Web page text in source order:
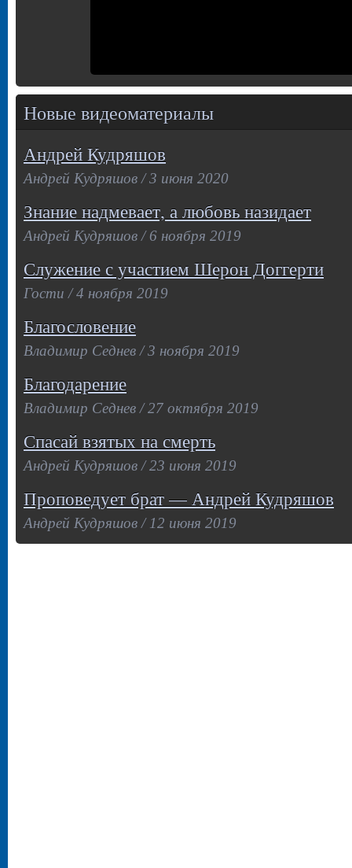
Новые видеоматериалы
Андрей Кудряшов
Андрей Кудряшов / 3 июня 2020
Знание надмевает, а любовь назидает
Андрей Кудряшов / 6 ноября 2019
Служение с участием Шерон Доггерти
Гости / 4 ноября 2019
Благословение
Владимир Седнев / 3 ноября 2019
Благодарение
Владимир Седнев / 27 октября 2019
Спасай взятых на смерть
Андрей Кудряшов / 23 июня 2019
Проповедует брат — Андрей Кудряшов
Андрей Кудряшов / 12 июня 2019